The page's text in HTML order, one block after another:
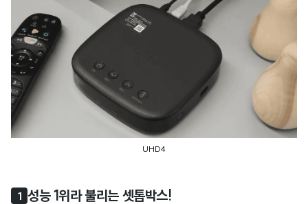
UHD4
1 성능 1위라 불리는 셋톱박스!